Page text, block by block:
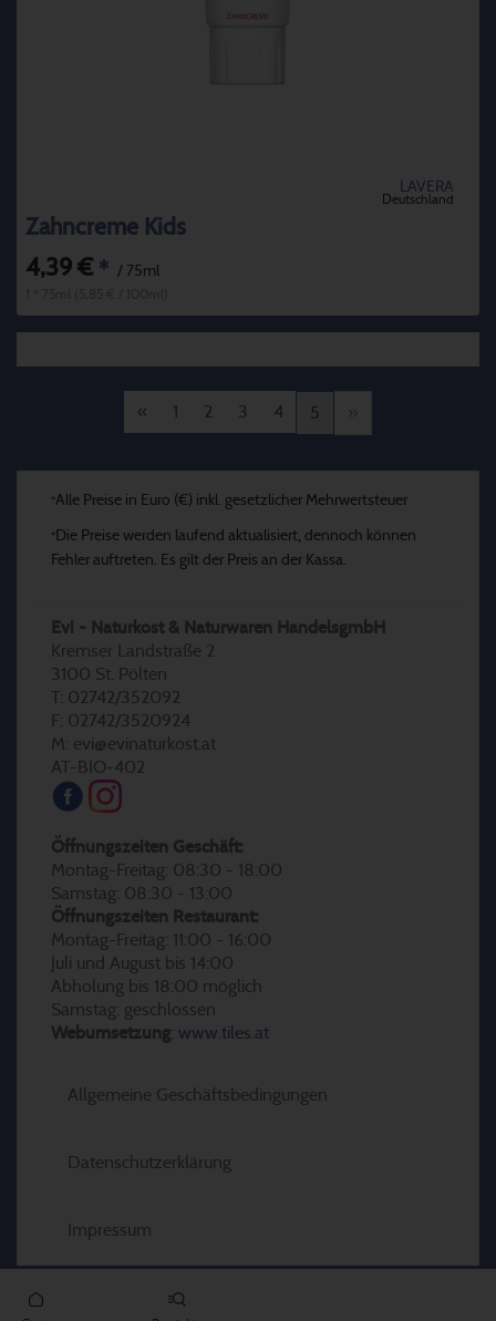
LAVERA
Deutschland
Zahncreme Kids
4,39 € * / 75ml
« 1 2 3 4 5
*Alle Preise in Euro (€) inkl. gesetzlicher Mehrwertsteuer
* Die Preise werden laufend aktualisiert, dennoch können
Fehler auftreten. Es gilt der Preis an der Kassa.
Evi - Naturkost & Naturwaren HandelsgmbH
Kremser Landstraße 2
3100 St. Pölten
T: 02742/352092
F: 02742/3520924
M: evi@evinaturkost.at
AT-BIO-402
Öffnungszeiten Geschäft:
Montag-Freitag: 08:30 - 18:00
Samstag: 08:30 - 13:00
Öffnungszeiten Restaurant:
Montag-Freitag: 11:00 - 16:00
Juli und August bis 14:00
Abholung bis 18:00 möglich
Samstag: geschlossen
Webumsetzung: www.tiles.at
Allgemeine Geschäftsbedingungen
Datenschutzerklärung
Impressum